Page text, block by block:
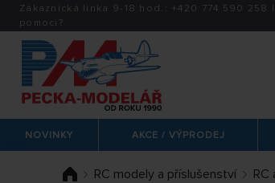
Zákaznická linka 9-18 hod.: +420 774 590 258 |
pomoci?
NOVINKY AKCE / VÝPRODEJ
RC modely a příslušenství RC